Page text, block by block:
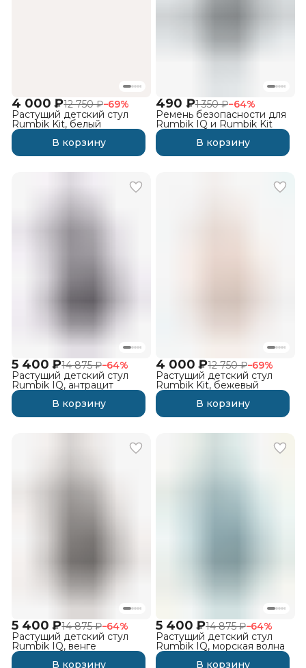
4 000 ₽12 750 ₽−69%
Растущий детский стул
Rumbik Kit, белый
В корзину
490 ₽1 350 ₽−64%
Ремень безопасности для
Rumbik IQ и Rumbik Kit
В корзину
5 400 ₽14 875 ₽−64%
Растущий детский стул
Rumbik IQ, антрацит
В корзину
4 000 ₽12 750 ₽−69%
Растущий детский стул
Rumbik Kit, бежевый
В корзину
5 400 ₽14 875 ₽−64%
Растущий детский стул
Rumbik IQ, венге
В корзину
5 400 ₽14 875 ₽−64%
Растущий детский стул
Rumbik IQ, морская волна
В корзину